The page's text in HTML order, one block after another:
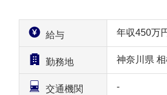
給与 年収450万
勤務地 神奈川県
交通機関 -